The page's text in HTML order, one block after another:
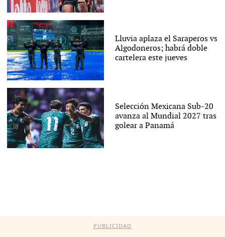
Lluvia aplaza el Saraperos vs
Algodoneros; habrá doble
cartelera este jueves
Selección Mexicana Sub-20
avanza al Mundial 2027 tras
golear a Panamá
PUBLICIDAD